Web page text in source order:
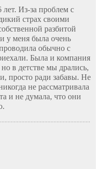
Из-за проблем с
страх своими
разбитой
у меня была очень
обычно с
Была и компания
в детстве мы дрались,
просто ради забавы. Не
не рассматривала
и не думала, что они